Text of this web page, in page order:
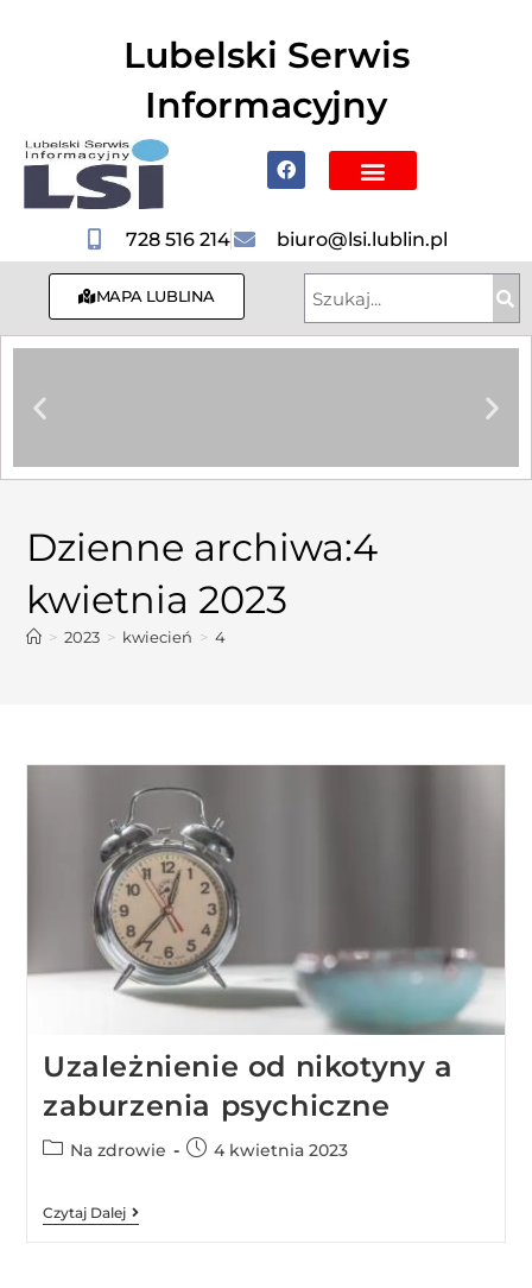
Lubelski Serwis
Informacyjny
728 516 214 biuro@lsi.lublin.pl
MAPA LUBLINA
Dzienne archiwa:4
kwietnia 2023
> 2023 > kwiecień > 4
Uzależnienie od nikotyny a
zaburzenia psychiczne
Na zdrowie 4 kwietnia 2023
Czytaj Dalej